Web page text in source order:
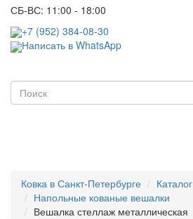
СБ-ВС: 11:00 - 18:00
+7 (952) 384-08-30
Написать в WhatsApp
Ковка в Санкт-Петербурге
Каталог
Напольные кованые вешалки
Вешалка стеллаж металлическая